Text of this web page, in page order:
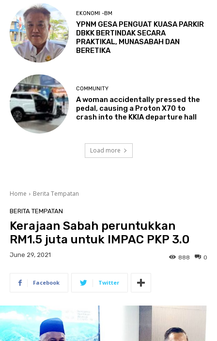
EKONOMI -BM
YPNM GESA PENGUAT KUASA PARKIR
DBKK BERTINDAK SECARA
PRAKTIKAL, MUNASABAH DAN
BERETIKA
COMMUNITY
A woman accidentally pressed the
pedal, causing a Proton X70 to
crash into the KKIA departure hall
Load more